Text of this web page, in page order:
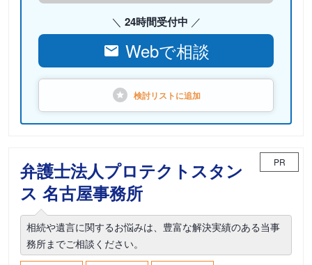
24時間受付中
Webで相談
検討リストに追加
弁護士法人プロテクトスタン
ス 名古屋事務所
PR
相続や遺言に関するお悩みは、豊富な解決実績のある当事
務所までご相談ください。